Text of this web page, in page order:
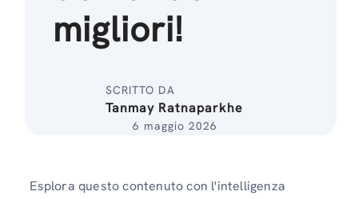
migliori!
SCRITTO DA
Tanmay Ratnaparkhe
6 maggio 2026
Esplora questo contenuto con l'intelligenza